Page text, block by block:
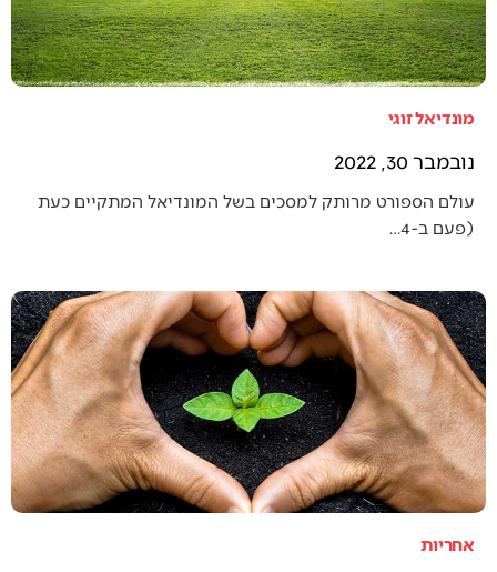
מונדיאל זוגי
נובמבר 30, 2022
עולם הספורט מרותק למסכים בשל המונדיאל המתקיים כעת
(פעם ב-4…
אחריות